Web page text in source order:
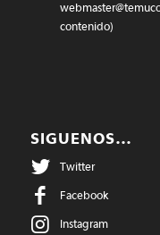
contenido)
SIGUENOS…
Twitter
Facebook
Instagram